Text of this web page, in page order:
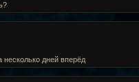
дней вперёд